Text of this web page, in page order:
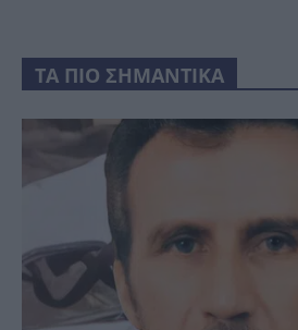
ΤΑ ΠΙΟ ΣΗΜΑΝΤΙΚΑ